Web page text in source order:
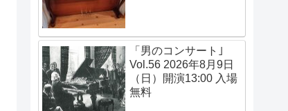
「男のコンサート｣
Vol.56 2026年8月9日
（日）開演13:00 入場
無料